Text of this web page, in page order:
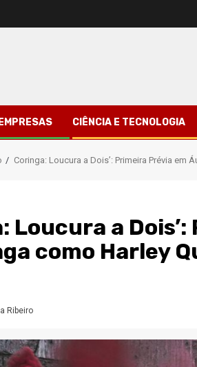
EMPRESAS CIÊNCIA E TECNOLOGIA
Coringa: Loucura a Dois’: Primeira Prévia em
Loucura a
como Harley
Ribeiro